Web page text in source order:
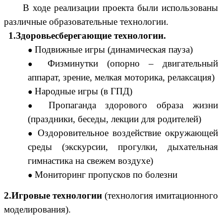
В ходе реализации проекта были использованы
различные образовательные технологии.
1.Здоровьесберегающие технологии.
Подвижные игры (динамическая пауза)
Физминутки (опорно – двигательный
аппарат, зрение, мелкая моторика, релаксация)
Народные игры (в ГПД)
Пропаганда здорового образа жизни
(праздники, беседы, лекции для родителей)
Оздоровительное воздействие окружающей
среды (экскурсии, прогулки, дыхательная
гимнастика на свежем воздухе)
Мониторинг пропусков по болезни
2.Игровые технологии (технология имитационного
моделирования).